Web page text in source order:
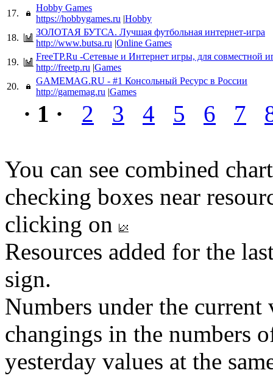
17.
Hobby Games
https://hobbygames.ru |Hobby
18.
ЗОЛОТАЯ БУТСА. Лучшая футбольная интернет-игра
http://www.butsa.ru |Online Games
19.
FreeTP.Ru -Сетевые и Интернет игры, для совместной
http://freetp.ru |Games
20.
GAMEMAG.RU - #1 Консольный Ресурс в России
http://gamemag.ru |Games
· 1 · 2 3 4 5 6 7
You can see combined
checking boxes near
clicking on
Resources added for the
sign.
Numbers under the
changings in the numbers
yesterday values at the